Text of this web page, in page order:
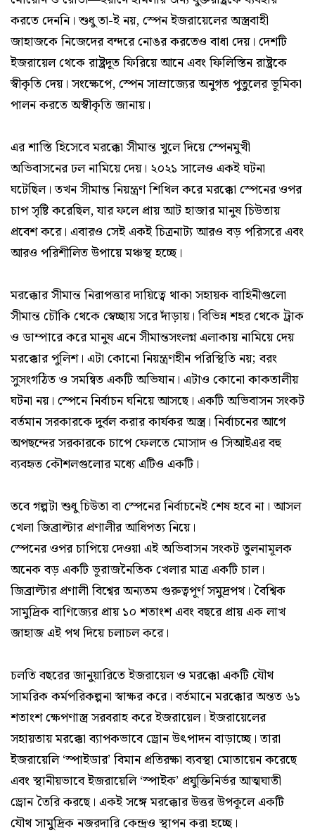
করতে দেননি। শুধু তা-ই নয়, স্পেন ইজরায়েলের অস্ত্রবাহী
জাহাজকে নিজেদের বন্দরে নোঙর করতেও বাধা দেয়। দেশটি
ইজরায়েল থেকে রাষ্ট্রদূত ফিরিয়ে আনে এবং ফিলিস্তিন রাষ্ট্রকে
স্বীকৃতি দেয়। সংক্ষেপে, স্পেন সাম্রাজ্যের অনুগত পুতুলের ভূমিকা
পালন করতে অস্বীকৃতি জানায়।
এর শাস্তি হিসেবে মরক্কো সীমান্ত খুলে দিয়ে স্পেনমুখী
অভিবাসনের ঢল নামিয়ে দেয়। ২০২১ সালেও একই ঘটনা
ঘটেছিল। তখন সীমান্ত নিয়ন্ত্রণ শিথিল করে মরক্কো স্পেনের ওপর
চাপ সৃষ্টি করেছিল, যার ফলে প্রায় আট হাজার মানুষ চিউতায়
প্রবেশ করে। এবারও সেই একই চিত্রনাট্য আরও বড় পরিসরে এবং
আরও পরিশীলিত উপায়ে মঞ্চস্থ হচ্ছে।
মরক্কোর সীমান্ত নিরাপত্তার দায়িত্বে থাকা সহায়ক বাহিনীগুলো
সীমান্ত চৌকি থেকে স্বেচ্ছায় সরে দাঁড়ায়। বিভিন্ন শহর থেকে ট্রাক
ও ডাম্পারে করে মানুষ এনে সীমান্তসংলগ্ন এলাকায় নামিয়ে দেয়
মরক্কোর পুলিশ। এটা কোনো নিয়ন্ত্রণহীন পরিস্থিতি নয়; বরং
সুসংগঠিত ও সমন্বিত একটি অভিযান। এটাও কোনো কাকতালীয়
ঘটনা নয়। স্পেনে নির্বাচন ঘনিয়ে আসছে। একটি অভিবাসন সংকট
বর্তমান সরকারকে দুর্বল করার কার্যকর অস্ত্র। নির্বাচনের আগে
অপছন্দের সরকারকে চাপে ফেলতে মোসাদ ও সিআইএর বহু
ব্যবহৃত কৌশলগুলোর মধ্যে এটিও একটি।
তবে গল্পটা শুধু চিউতা বা স্পেনের নির্বাচনেই শেষ হবে না। আসল
খেলা জিব্রাল্টার প্রণালীর আধিপত্য নিয়ে।
স্পেনের ওপর চাপিয়ে দেওয়া এই অভিবাসন সংকট তুলনামূলক
অনেক বড় একটি ভূরাজনৈতিক খেলার মাত্র একটি চাল।
জিব্রাল্টার প্রণালী বিশ্বের অন্যতম গুরুত্বপূর্ণ সমুদ্রপথ। বৈশ্বিক
সামুদ্রিক বাণিজ্যের প্রায় ১০ শতাংশ এবং বছরে প্রায় এক লাখ
জাহাজ এই পথ দিয়ে চলাচল করে।
চলতি বছরের জানুয়ারিতে ইজরায়েল ও মরক্কো একটি যৌথ
সামরিক কর্মপরিকল্পনা স্বাক্ষর করে। বর্তমানে মরক্কোর অন্তত ৬১
শতাংশ ক্ষেপণাস্ত্র সরবরাহ করে ইজরায়েল। ইজরায়েলের
সহায়তায় মরক্কো ব্যাপকভাবে ড্রোন উৎপাদন বাড়াচ্ছে। তারা
ইজরায়েলি ‘স্পাইডার’ বিমান প্রতিরক্ষা ব্যবস্থা মোতায়েন করেছে
এবং স্থানীয়ভাবে ইজরায়েলি ‘স্পাইক’ প্রযুক্তিনির্ভর আত্মঘাতী
ড্রোন তৈরি করছে। একই সঙ্গে মরক্কোর উত্তর উপকূলে একটি
যৌথ সামুদ্রিক নজরদারি কেন্দ্রও স্থাপন করা হচ্ছে।